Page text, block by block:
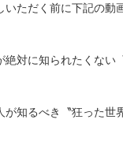
ただく前に下記の動
対に知られたくない
知るべき〝狂った世